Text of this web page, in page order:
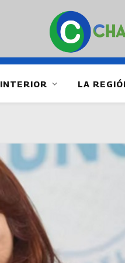
INTERIOR LA